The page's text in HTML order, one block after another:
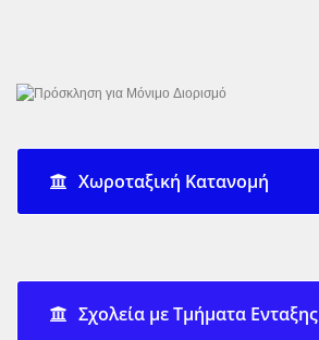
Χωροταξική Κατανομή
Σχολεία με Τμήματα Ενταξης